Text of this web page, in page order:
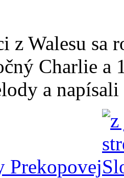
z Walesu
Charlie
a
Prekopovej